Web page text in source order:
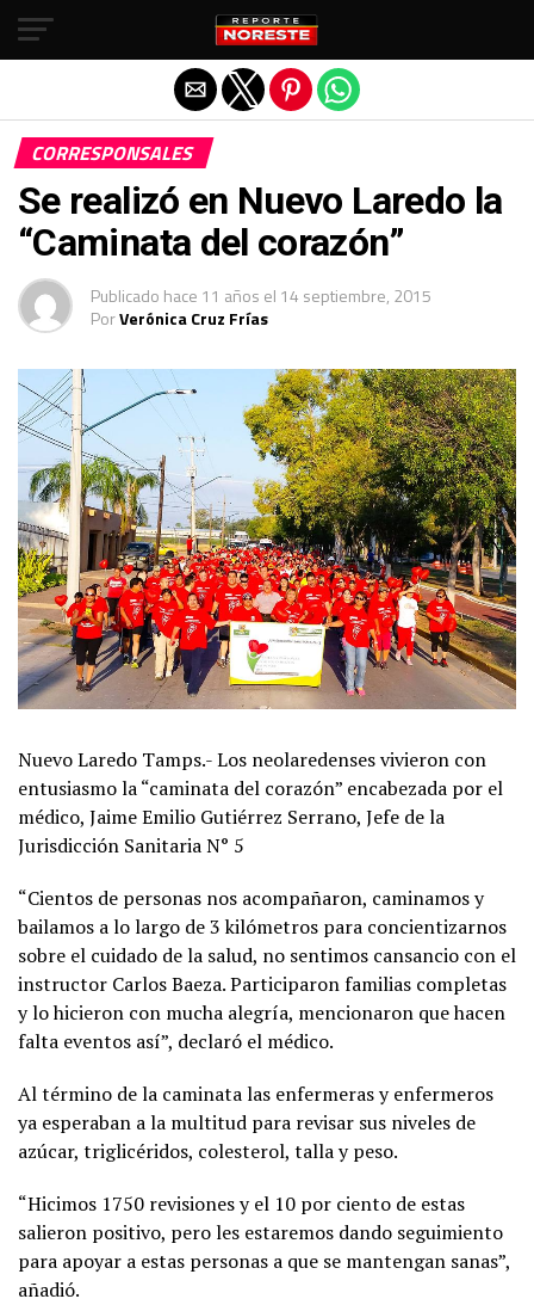
CORRESPONSALES
Se realizó en Nuevo Laredo la
“Caminata del corazón”
Publicado hace 11 años el 14 septiembre, 2015
PorVerónica Cruz Frías
Nuevo Laredo Tamps.- Los neolaredenses vivieron con
entusiasmo la “caminata del corazón” encabezada por el
médico, Jaime Emilio Gutiérrez Serrano, Jefe de la
Jurisdicción Sanitaria N° 5
“Cientos de personas nos acompañaron, caminamos y
bailamos a lo largo de 3 kilómetros para concientizarnos
sobre el cuidado de la salud, no sentimos cansancio con el
instructor Carlos Baeza. Participaron familias completas
y lo hicieron con mucha alegría, mencionaron que hacen
falta eventos así”, declaró el médico.
Al término de la caminata las enfermeras y enfermeros
ya esperaban a la multitud para revisar sus niveles de
azúcar, triglicéridos, colesterol, talla y peso.
“Hicimos 1750 revisiones y el 10 por ciento de estas
salieron positivo, pero les estaremos dando seguimiento
para apoyar a estas personas a que se mantengan sanas”,
añadió.
Salir de la versión móvil